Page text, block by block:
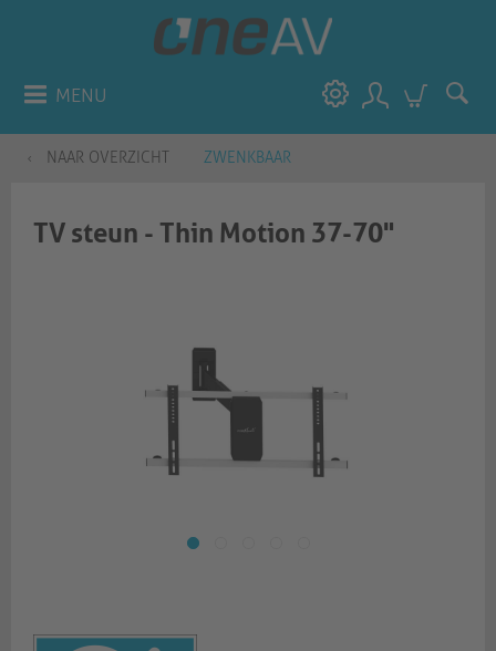
MENU
NAAR OVERZICHT ZWENKBAAR
TV steun - Thin Motion 37-70"